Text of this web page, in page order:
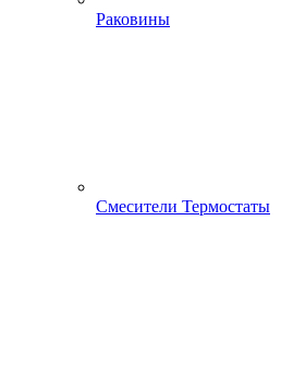
Раковины
Смесители Термостаты